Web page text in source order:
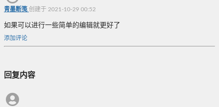
青墨断笺 创建于 2021-10-29 00:52
如果可以进行一些简单的编辑就更好了
添加评论
回复内容